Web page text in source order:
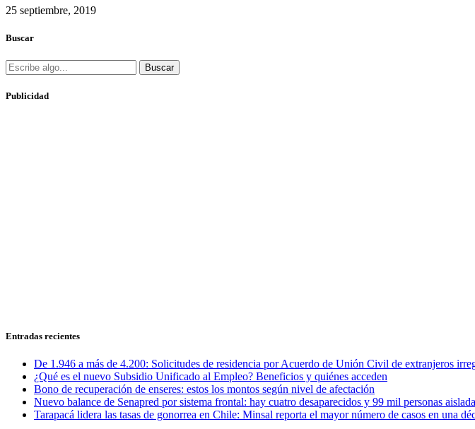
25 septiembre, 2019
Buscar
Buscar
Publicidad
Entradas recientes
De 1.946 a más de 4.200: Solicitudes de residencia por Acuerdo de Unión Civil de extranjeros
¿Qué es el nuevo Subsidio Unificado al Empleo? Beneficios y quiénes acceden
Bono de recuperación de enseres: estos los montos según nivel de afectación
Nuevo balance de Senapred por sistema frontal: hay cuatro desaparecidos y 99 mil personas
Tarapacá lidera las tasas de gonorrea en Chile: Minsal reporta el mayor número de casos en una